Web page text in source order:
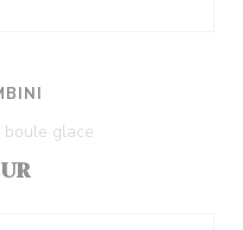
boule glace